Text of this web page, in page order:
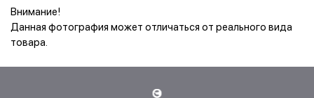
Внимание!
Данная фотография может отличаться от реального вида
товара.